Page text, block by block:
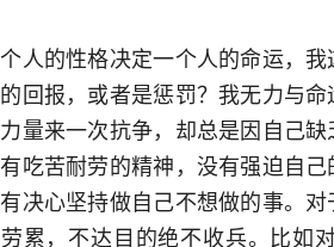
人的性格决定一个人的命运，
回报，或者是惩罚？我无力与
量来一次抗争，却总是因自己
吃苦耐劳的精神，没有强迫自
决心坚持做自己不想做的事。
累，不达目的绝不收兵。比如